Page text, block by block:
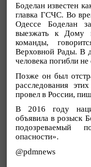
Боделан известен
главка ГСЧС. Во
Одессе Боделан
выезжать к Дому
команды,
Верховной Рады. В
человека погибли не
Позже он был
расследования
провел в России,
В 2016 году
объявила в розыск
подозреваемый
опасности».
@pdmnews